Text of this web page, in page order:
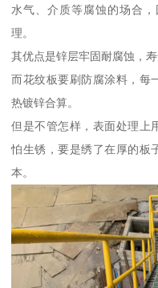
水气、介质等腐蚀的场合
理。
其优点是锌层牢固耐腐蚀，寿
而花纹板要刷防腐涂料，每
热镀锌合算。
但是不管怎样，表面处理上
怕生锈，要是绣了在厚的板
本。